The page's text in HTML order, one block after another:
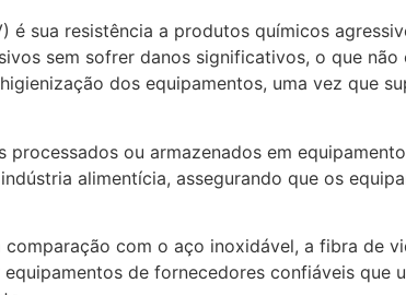
sua resistência a produtos químicos
sem sofrer danos significativos, o que
dos equipamentos, uma vez que
ou armazenados em
alimentícia, assegurando que os
com o aço inoxidável, a fibra de
de fornecedores confiáveis que